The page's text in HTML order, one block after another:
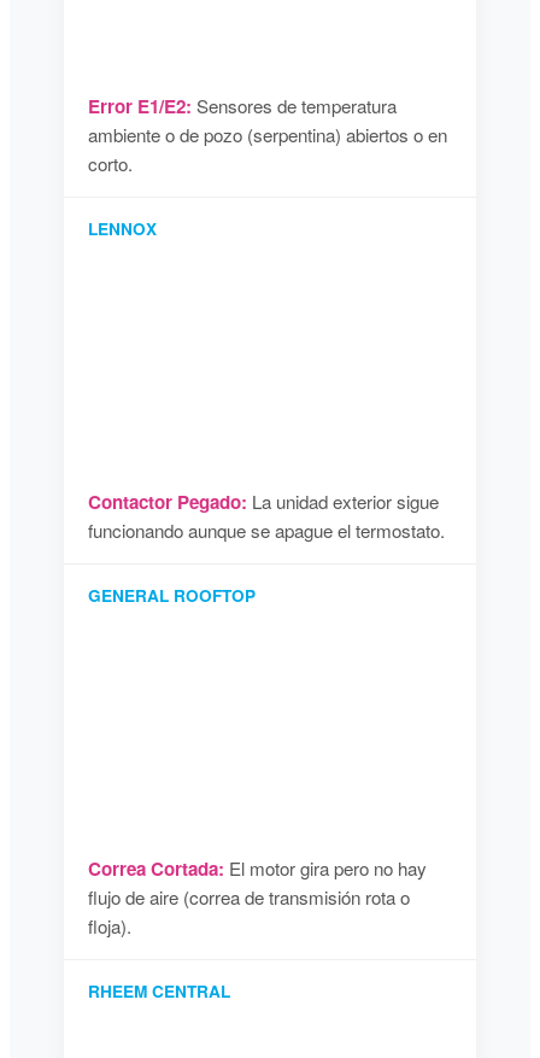
Error E1/E2: Sensores de temperatura
ambiente o de pozo (serpentina) abiertos o en
corto.
LENNOX
Contactor Pegado: La unidad exterior sigue
funcionando aunque se apague el termostato.
GENERAL ROOFTOP
Correa Cortada: El motor gira pero no hay
flujo de aire (correa de transmisión rota o
floja).
RHEEM CENTRAL